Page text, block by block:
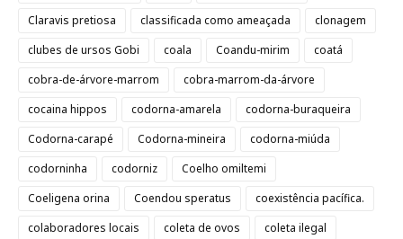
Claravis pretiosa
classificada como ameaçada
clonagem
clubes de ursos Gobi
coala Coandu-mirim
coatá
cobra-de-árvore-marrom
cobra-marrom-da-árvore
cocaina hippos
codorna-amarela
codorna-buraqueira
Codorna-carapé
Codorna-mineira
codorna-miúda
codorninha
codorniz
Coelho omiltemi
Coeligena orina
Coendou speratus
coexistência pacífica.
colaboradores locais
coleta de ovos
coleta ilegal